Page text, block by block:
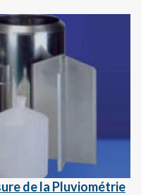
de la Pluviométrie